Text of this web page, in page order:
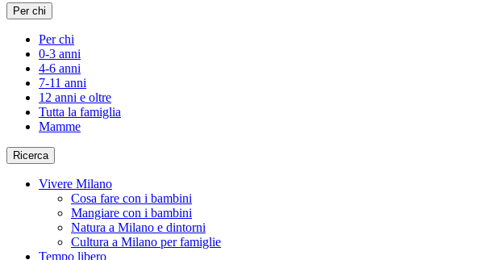
Per chi
Per chi
0-3 anni
4-6 anni
7-11 anni
12 anni e oltre
Tutta la famiglia
Mamme
Ricerca
Vivere Milano
Cosa fare con i bambini
Mangiare con i bambini
Natura a Milano e dintorni
Cultura a Milano per famiglie
Tempo libero